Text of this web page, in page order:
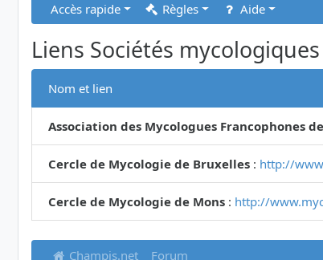
Accès rapide Règles Aide
Liens Sociétés
Nom et lien
Association des Mycologues Francophones
Cercle de Mycologie de Bruxelles : http://
Cercle de Mycologie de Mons : http://
Champis.net Forum